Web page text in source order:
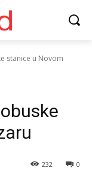
stanice u Novom
0
232